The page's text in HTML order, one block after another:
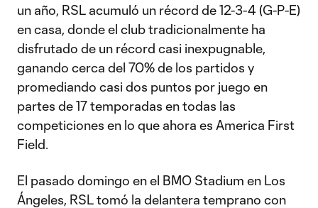
un año, RSL acumuló un récord de 12-3-4 (G-P-E)
en casa, donde el club tradicionalmente ha
disfrutado de un récord casi inexpugnable,
ganando cerca del 70% de los partidos y
promediando casi dos puntos por juego en
partes de 17 temporadas en todas las
competiciones en lo que ahora es America First
Field.
El pasado domingo en el BMO Stadium en Los
Ángeles, RSL tomó la delantera temprano con